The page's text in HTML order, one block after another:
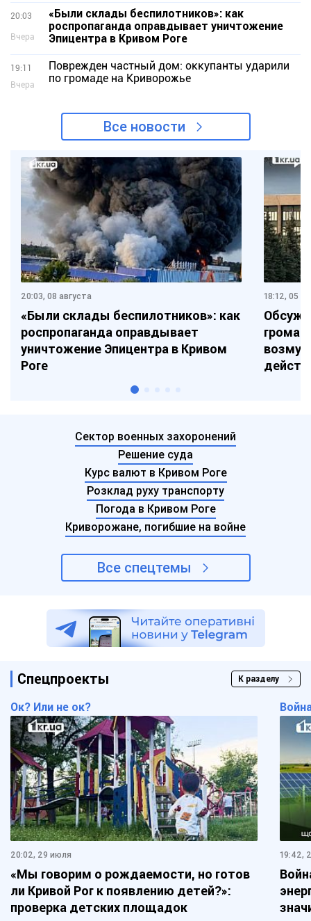
20:03
Вчера
«Были склады беспилотников»: как
роспропаганда оправдывает уничтожение
Эпицентра в Кривом Роге
19:11
Вчера
Поврежден частный дом: оккупанты ударили
по громаде на Криворожье
Все новости
20:03, 08 августа
«Были склады беспилотников»: как
роспропаганда оправдывает
уничтожение Эпицентра в Кривом
Роге
18:12, 05
Сектор военных захоронений
Решение суда
Курс валют в Кривом Роге
Розклад руху транспорту
Погода в Кривом Роге
Криворожане, погибшие на войне
Все спецтемы
Спецпроекты К разделу
Ок? Или не ок?
20:02, 29 июля
«Мы говорим о рождаемости, но готов
ли Кривой Рог к появлению детей?»:
проверка детских площадок
19:42,